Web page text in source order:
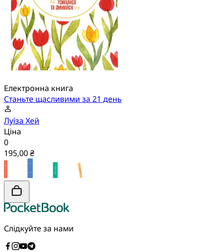
Електронна книга
Станьте щасливими за 21 день
Луїза Хей
Ціна
0
195,00 ₴
Слідкуйте за нами